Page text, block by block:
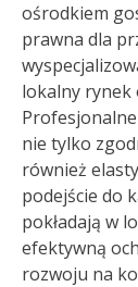
ośrodkiem
prawna dla
lokalny rynek
nie tylko
również
podejście do
pokładają w
efektywną
rozwoju na